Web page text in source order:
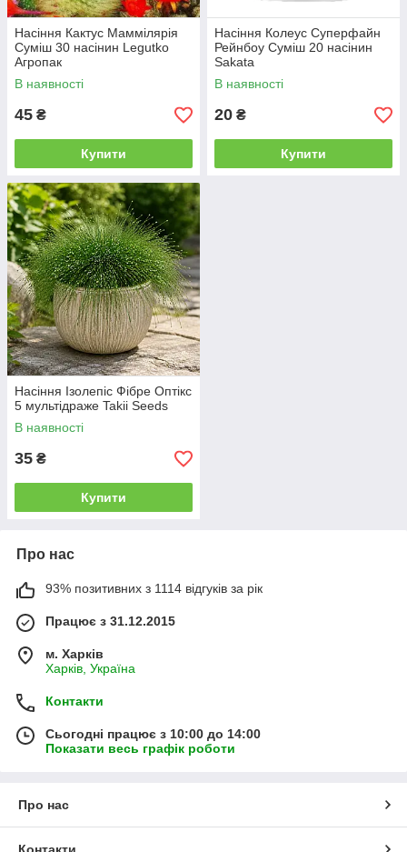
Насіння Кактус Маммілярія
Суміш 30 насінин Legutko
Агропак
В наявності
45 ₴
Купити
Насіння Колеус Суперфайн
Рейнбоу Суміш 20 насінин
Sakata
В наявності
20 ₴
Купити
Насіння Ізолепіс Фібре Оптікс
5 мультідраже Takii Seeds
В наявності
35 ₴
Купити
Про нас
93% позитивних з 1114 відгуків за рік
Працює з 31.12.2015
м. Харків
Харків, Україна
Контакти
Сьогодні працює з 10:00 до 14:00
Показати весь графік роботи
Про нас